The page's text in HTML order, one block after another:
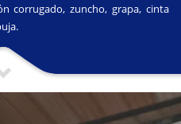
corrugado, zuncho, grapa, cinta